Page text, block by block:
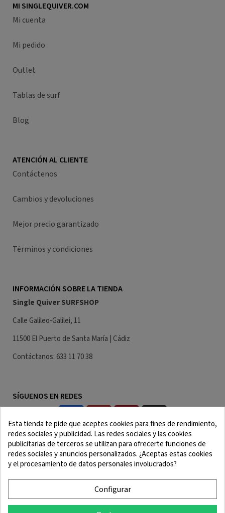
MI SINGLEQUIVER.COM
Mi cuenta
Mi pedido
Outlet
Tablas de surf
Blog
ATENCIÓN AL CLIENTE
Contáctenos
Cambios y devoluciones
Mejor precio garantizado
Términos y condiciones
INFORMACIÓN SOBRE LA TIENDA
Single Quiver SURFSHOP
Calle Galileo-Galilei, 11
11500 El Puerto de Santa María | Cádiz
Contáctanos: 633 11 70 38
SÍGUENOS EN REDES
Aviso Legal
Términos y Condiciones
Esta tienda te pide que aceptes cookies para fines de rendimiento,
redes sociales y publicidad. Las redes sociales y las cookies
publicitarias de terceros se utilizan para ofrecerte funciones de
redes sociales y anuncios personalizados. ¿Aceptas estas cookies
y el procesamiento de datos personales involucrados?
Configurar